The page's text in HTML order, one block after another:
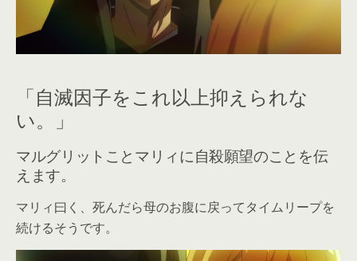
「自滅因子をこれ以上抑えられな
い。」
マルグリットことマリィに自殺願望のことを伝
えます。
マリィ曰く、死んだら母のお腹に戻ってタイムリープを
続けるそうです。